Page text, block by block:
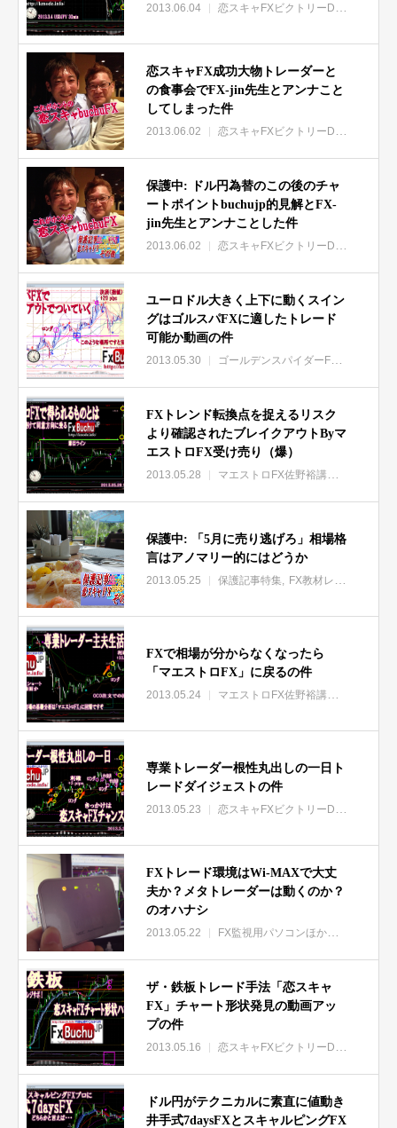
2013.06.04 恋スキャFXビクトリーDX特集
恋スキャFX成功大物トレーダーと
の食事会でFX-jin先生とアンナこと
してしまった件
2013.06.02 恋スキャFXビクトリーDX特集
保護中: ドル円為替のこの後のチャ
ートポイントbuchujp的見解とFX-
jin先生とアンナことした件
2013.06.02 恋スキャFXビクトリーDX特集
ユーロドル大きく上下に動くスイン
グはゴルスパFXに適したトレード
可能か動画の件
2013.05.30 ゴールデンスパイダーFX特集
FXトレンド転換点を捉えるリスク
より確認されたブレイクアウトByマ
エストロFX受け売り（爆）
2013.05.28 マエストロFX佐野裕講師特集
保護中: 「5月に売り逃げろ」相場格
言はアノマリー的にはどうか
2013.05.25 保護記事特集 FX教材レビューその他
FXで相場が分からなくなったら
「マエストロFX」に戻るの件
2013.05.24 マエストロFX佐野裕講師特集
専業トレーダー根性丸出しの一日ト
レードダイジェストの件
2013.05.23 恋スキャFXビクトリーDX特集
FXトレード環境はWi-MAXで大丈
夫か？メタトレーダーは動くのか？
のオハナシ
2013.05.22 FX監視用パソコンほか通信環境
ザ・鉄板トレード手法「恋スキャ
FX」チャート形状発見の動画アッ
プの件
2013.05.16 恋スキャFXビクトリーDX特集
ドル円がテクニカルに素直に値動き
井手式7daysFXとスキャルピングFX